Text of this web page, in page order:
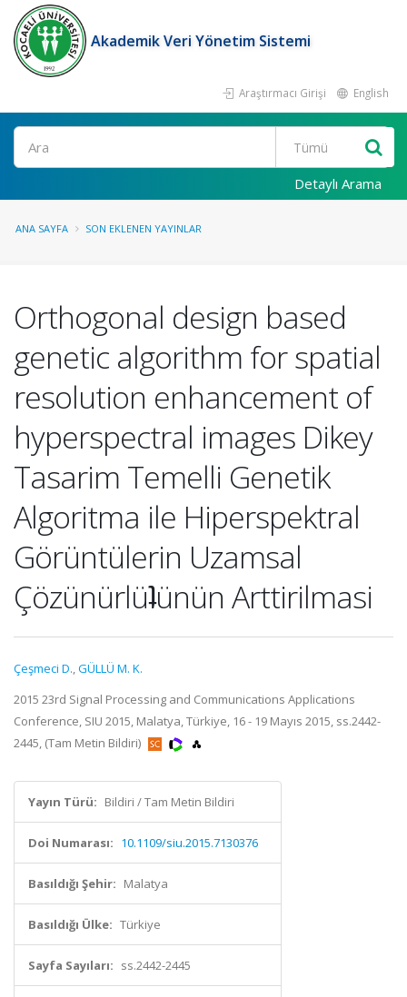
Akademik Veri Yönetim Sistemi
Araştırmacı Girişi English
Ara
Detaylı Arama
ANA SAYFA SON EKLENEN YAYINLAR
Orthogonal design based
genetic algorithm for spatial
resolution enhancement of
hyperspectral images Dikey
Tasarim Temelli Genetik
Algoritma ile Hiperspektral
Görüntülerin Uzamsal
Çözünürlüʇünün Arttirilmasi
Çeşmeci D.,GÜLLÜ M. K.
2015 23rd Signal Processing and Communications Applications
Conference, SIU 2015, Malatya, Türkiye, 16 - 19 Mayıs 2015, ss.2442-
2445, (Tam Metin Bildiri)
Yayın Türü: Bildiri / Tam Metin Bildiri
Doi Numarası: 10.1109/siu.2015.7130376
Basıldığı Şehir: Malatya
Basıldığı Ülke: Türkiye
Sayfa Sayıları: ss.2442-2445